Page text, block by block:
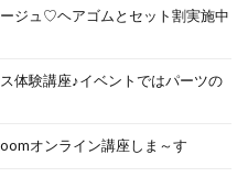
ジュ♡ヘアゴムとセット割実施中
体験講座♪イベントではパーツの
オンライン講座しま～す